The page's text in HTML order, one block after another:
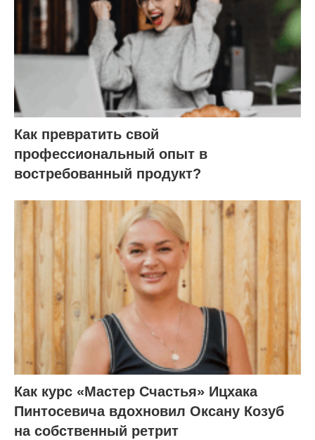
Как превратить свой
профессиональный опыт в
востребованный продукт?
Как курс «Мастер Счастья» Ицхака
Пинтосевича вдохновил Оксану Козуб
на собственный ретрит